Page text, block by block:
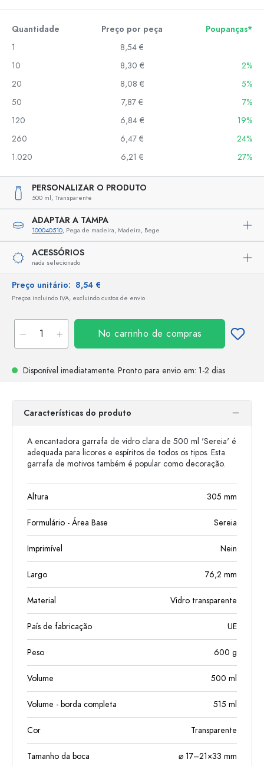
Quantidade Preço por peça
Poupanças*
1
8,54 €
10
8,30 €
2%
20
8,08 €
5%
50
7,87 €
7%
120
6,84 €
19%
260
6,47 €
24%
1.020
6,21 € 27%
PERSONALIZAR O PRODUTO
500 ml, Transparente
ADAPTAR A TAMPA
100040510, Pega de madeira, Madeira, Bege
ACESSÓRIOS
nada selecionado
Preço unitário: 8,54 €
Preços incluindo IVA, excluindo custos de envio
No carrinho de compras
Disponível imediatamente. Pronto para envio em: 1-2 dias
Características do produto
A encantadora garrafa de vidro clara de 500 ml 'Sereia' é
adequada para licores e espíritos de todos os tipos. Esta
garrafa de motivos também é popular como decoração.
Altura 305 mm
Formulário - Área Base Sereia
Imprimível Nein
Largo 76,2 mm
Material Vidro transparente
País de fabricação UE
Peso 600 g
Volume 500 ml
Volume - borda completa 515 ml
Cor Transparente
Tamanho da boca ⌀ 17–21×33 mm